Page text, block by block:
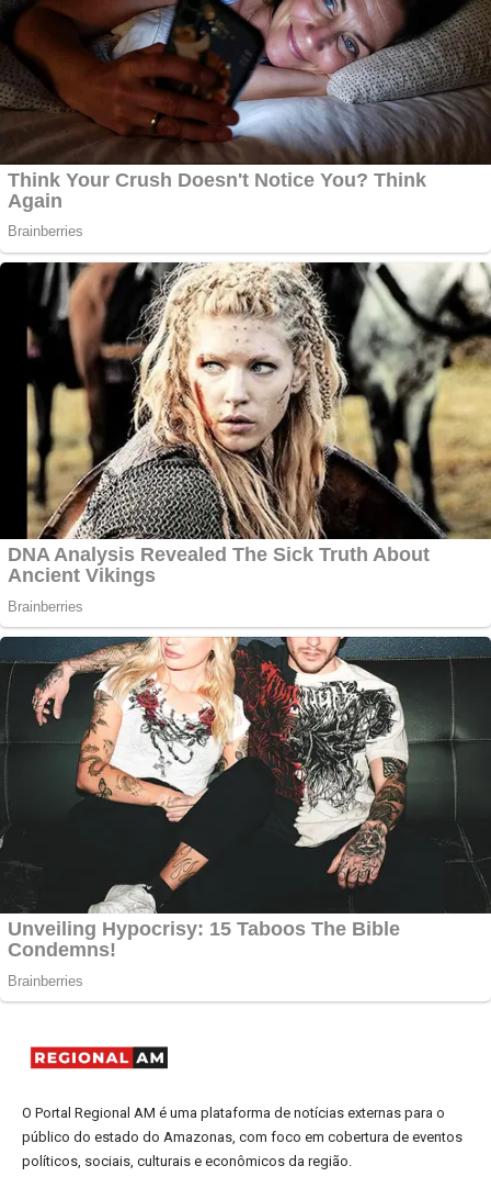
O Portal Regional AM é uma plataforma de notícias externas para o
público do estado do Amazonas, com foco em cobertura de eventos
políticos, sociais, culturais e econômicos da região.